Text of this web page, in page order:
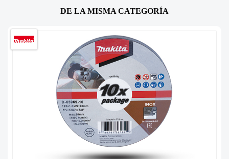
DE LA MISMA CATEGORÍA